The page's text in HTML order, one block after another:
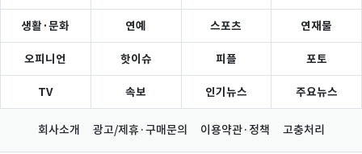
생활·문화 연예 스포츠 연재물
오피니언 핫이슈 피플 포토
TV 속보 인기뉴스 주요뉴스
회사소개 광고/제휴·구매문의 이용약관·정책 고충처리